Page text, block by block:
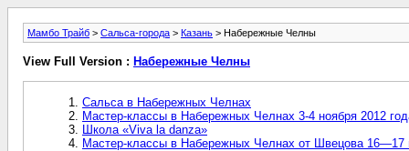
Мамбо Трайб > Сальса-города > Казань > Набережные Челны
View Full Version : Набережные Челны
Сальса в Набережных Челнах
Мастер-классы в Набережных Челнах 3-4 ноября 2012
Школа «Viva la danza»
Мастер-классы в Набережных Челнах от Швецова 16—17